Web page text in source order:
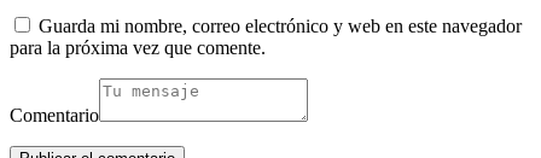
Guarda mi nombre, correo electrónico y web en este navegador
para la próxima vez que comente.
Comentario